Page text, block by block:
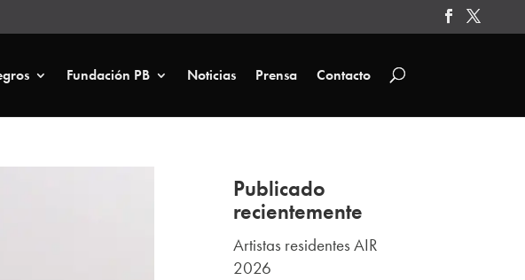
Fundación PB Noticias Prensa Contacto
Publicado
recientemente
Artistas residentes AIR
2026